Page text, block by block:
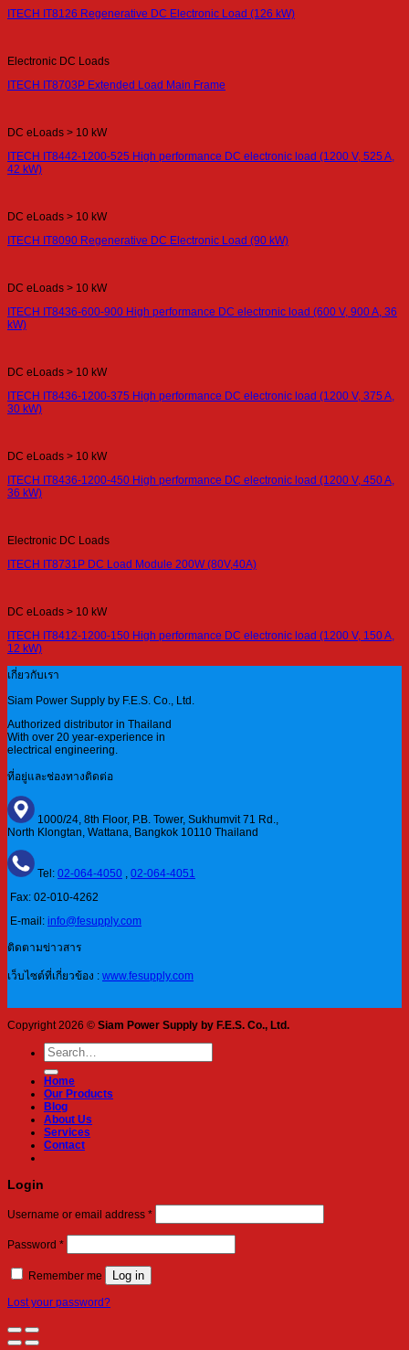
ITECH IT8126 Regenerative DC Electronic Load (126 kW)
Electronic DC Loads
ITECH IT8703P Extended Load Main Frame
DC eLoads > 10 kW
ITECH IT8442-1200-525 High performance DC electronic load (1200 V, 525 A,
42 kW)
DC eLoads > 10 kW
ITECH IT8090 Regenerative DC Electronic Load (90 kW)
DC eLoads > 10 kW
ITECH IT8436-600-900 High performance DC electronic load (600 V, 900 A, 36
kW)
DC eLoads > 10 kW
ITECH IT8436-1200-375 High performance DC electronic load (1200 V, 375 A,
30 kW)
DC eLoads > 10 kW
ITECH IT8436-1200-450 High performance DC electronic load (1200 V, 450 A,
36 kW)
Electronic DC Loads
ITECH IT8731P DC Load Module 200W (80V,40A)
DC eLoads > 10 kW
ITECH IT8412-1200-150 High performance DC electronic load (1200 V, 150 A,
12 kW)
เกี่ยวกับเรา
Siam Power Supply by F.E.S. Co., Ltd.
Authorized distributor in Thailand
With over 20 year-experience in
electrical engineering.
ที่อยู่และช่องทางติดต่อ
1000/24, 8th Floor, P.B. Tower, Sukhumvit 71 Rd.,
North Klongtan, Wattana, Bangkok 10110 Thailand
Tel: 02-064-4050 , 02-064-4051
Fax: 02-010-4262
E-mail: info@fesupply.com
ติดตามข่าวสาร
เว็บไซต์ที่เกี่ยวข้อง : www.fesupply.com
Copyright 2026 © Siam Power Supply by F.E.S. Co., Ltd.
Search
for:
Home
Our Products
Blog
About Us
Services
Contact
Login
Username or email address *Required
Password *Required
Remember me Log in
Lost your password?